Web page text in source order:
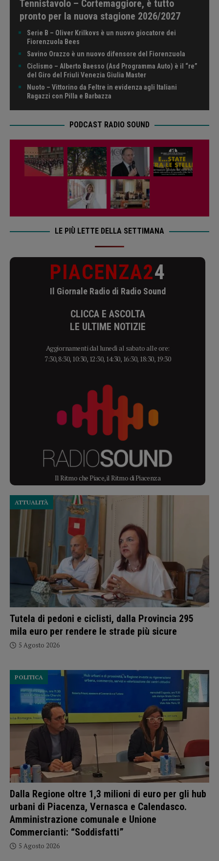
Tennistavolo – Cortemaggiore, è tutto
pronto per la nuova stagione 2026/2027
Serie B – Oliver Krilkovs è un nuovo giocatore dei
Fiorenzuola Bees
Savino Orazzo è un nuovo difensore del Fiorenzuola
Ciclismo – Alberto Baesso (Asd Programma Auto) è il “re”
del Giro del Friuli Venezia Giulia Master
Nuoto – Vittorino da Feltre in evidenza agli Italiani
Ragazzi con Pilla e Barbazza
PODCAST RADIO SOUND
LE PIÙ LETTE DELLA SETTIMANA
PIACENZA24
Il Giornale Radio di Radio Sound
CLICCA E ASCOLTA
LE ULTIME NOTIZIE
Aggiornamenti dal lunedì al sabato alle ore:
7:30, 8:30, 10:30, 12:30, 14:30, 16:30, 18:30, 19:30
Il Ritmo che Piace, il Ritmo di Piacenza
Tutela di pedoni e ciclisti, dalla Provincia 295
mila euro per rendere le strade più sicure
ATTUALITÀ
5 Agosto 2026
Dalla Regione oltre 1,3 milioni di euro per gli hub
urbani di Piacenza, Vernasca e Calendasco.
Amministrazione comunale e Unione
Commercianti: “Soddisfatti”
POLITICA
5 Agosto 2026